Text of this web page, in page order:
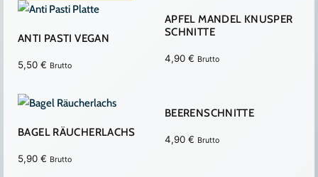
ANTI PASTI VEGAN
5,50 € Brutto
APFEL MANDEL KNUSPER
SCHNITTE
4,90 € Brutto
BAGEL RÄUCHERLACHS
5,90 € Brutto
BEERENSCHNITTE
4,90 € Brutto